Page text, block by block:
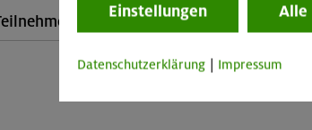
Einstellungen Alle
Datenschutzerklärung Impressum